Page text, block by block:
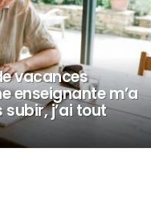
vacances
enseignante m’a
j’ai tout